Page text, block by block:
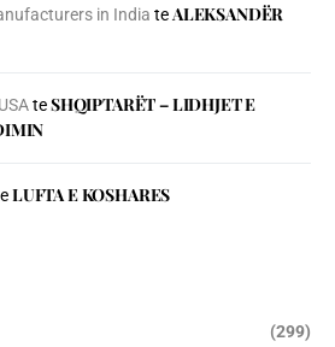
in India teALEKSANDËR
teSHQIPTARËT – LIDHJET E
LUFTA E KOSHARES
(299)